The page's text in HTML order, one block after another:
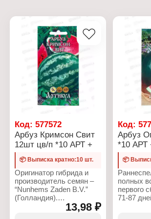
Код: 577572
Арбуз Кримсон Свит
12шт цв/п *10 АРТ +
📦 Выписка кратно:10 шт.
Оригинатор гибрида и
производитель семян –
“Nunhems Zaden B.V.”
(Голландия).
Среднеранний сорт13,98 ₽
Код:
Арбуз
*10 АРТ
📦
полных
первого
71-87